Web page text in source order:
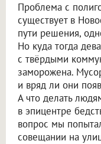
Проблема с
существует в
пути решения,
Но куда тогда
с твёрдыми
заморожена.
и вряд ли они
А что делать
в эпицентре
вопрос мы
совещании на